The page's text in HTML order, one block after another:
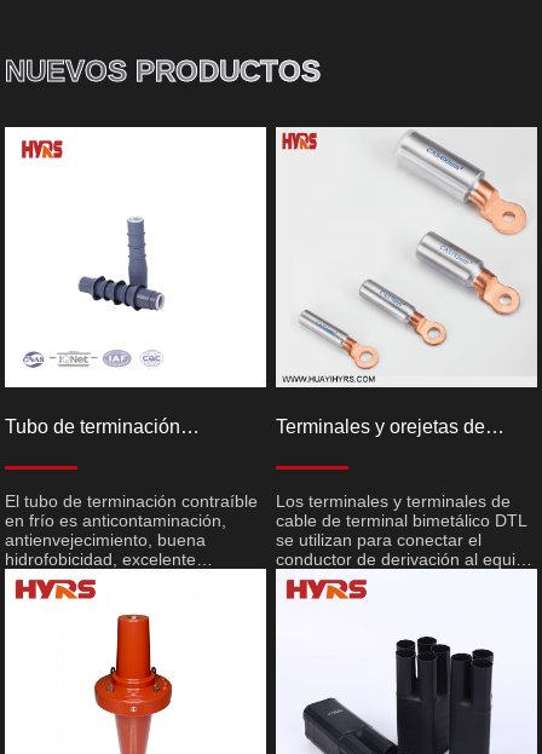
NUEVOS PRODUCTOS
Tubo de terminación
El tubo de terminación contraíble
en frío es anticontaminación,
antienvejecimiento, buena
hidrofobicidad, excelente
resistencia al frío y al calor,
especialmente adecuado para
áreas de gran altitud, áreas frías,
áreas húmedas, áreas de niebla
salina y áreas de alta
contaminación. El tubo de
terminación contraíble en frío se
puede vender por separado a
Terminales y orejetas de
DTL
Los terminales y terminales de
cable de terminal bimetálico DTL
se utilizan para conectar el
conductor de derivación al equipo
de alimentación (transformador,
disyuntor, interruptor de
de pared de la subestación. Los
conectores de aluminio también
se utilizan para conectar el
conductor de derivación del
conector en T.